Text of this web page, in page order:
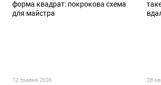
12 травня 2026 28